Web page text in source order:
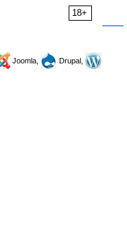
18+
Joomla,
Drupal,